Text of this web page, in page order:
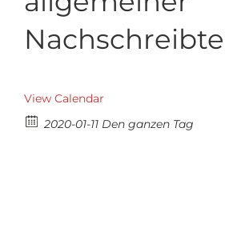
View Calendar
2020-01-11 Den ganzen Tag